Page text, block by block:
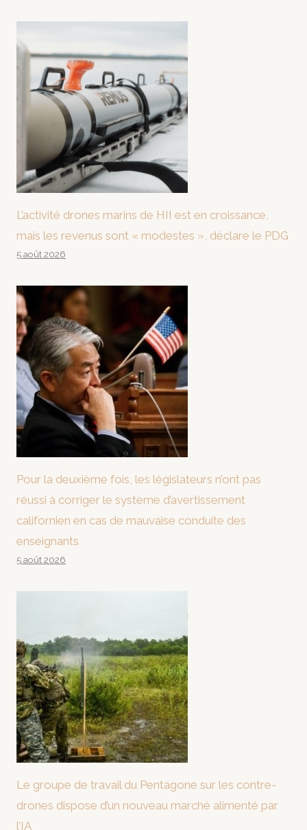
L’activité drones marins de HII est en croissance,
mais les revenus sont « modestes », déclare le PDG
5 août 2026
Pour la deuxième fois, les législateurs n’ont pas
réussi à corriger le système d’avertissement
californien en cas de mauvaise conduite des
enseignants
5 août 2026
Le groupe de travail du Pentagone sur les contre-
drones dispose d’un nouveau marché alimenté par
l’IA